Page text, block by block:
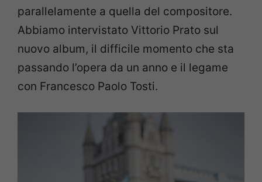
parallelamente a quella del compositore.
Abbiamo intervistato Vittorio Prato sul
nuovo album, il difficile momento che sta
passando l’opera da un anno e il legame
con Francesco Paolo Tosti.